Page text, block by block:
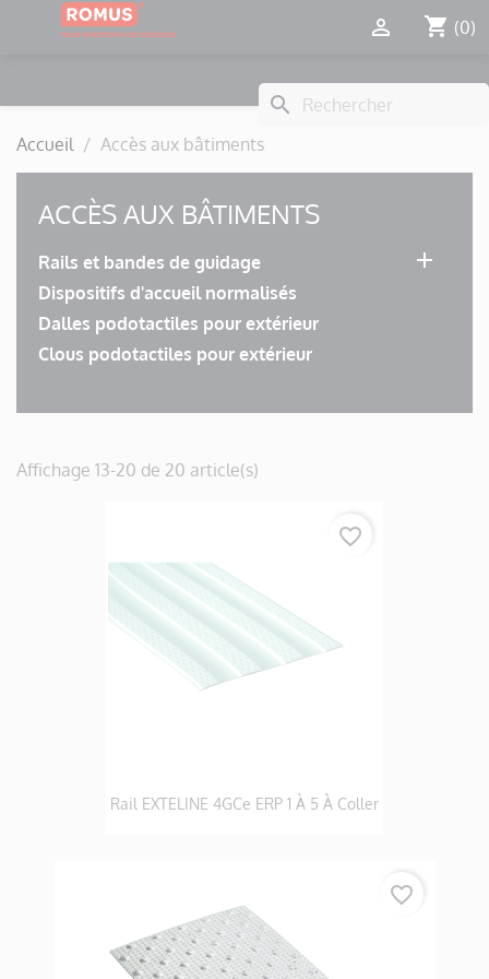
shopping_cart (0)

search
Accueil Accès aux bâtiments
ACCÈS AUX BÂTIMENTS
Rails et bandes de guidage 
Dispositifs d'accueil normalisés
Dalles podotactiles pour extérieur
Clous podotactiles pour extérieur
Affichage 13-20 de 20 article(s)
Rail EXTELINE 4GCe ERP 1 À 5 À Coller
favorite_border
favorite_border
Panneau de gestion des cookies